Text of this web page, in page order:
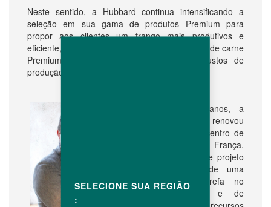
Neste sentido, a Hubbard continua intensificando a
seleção em sua gama de produtos Premium para
propor aos clientes um frango mais produtivos e
eficiente, além de manter o custo de produção de carne
Premium o mais próximo possível dos custos de
produção de produtos convencionais.
Nos últimos 2 anos, a
Hubbard renovou
inteiramente seu centro de
P&D Premium na França.
Este é um enorme projeto
que foi objeto de uma
grande força tarefa no
quesito humano e de
SELECIONE SUA REGIÃO
: